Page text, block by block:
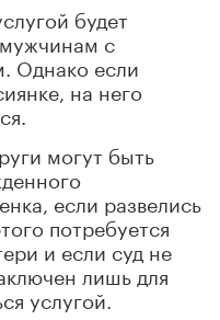
будет
с
Однако если
на него
могут быть
если развелись
потребуется
и если суд не
лишь для
услугой.